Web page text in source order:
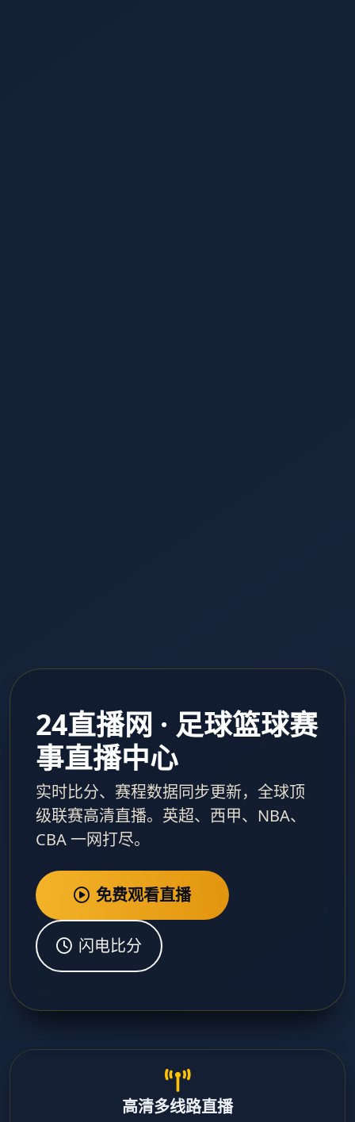
24直播网 · 足球篮球赛
事直播中心
实时比分、赛程数据同步更新，全球顶
级联赛高清直播。英超、西甲、NBA、
CBA 一网打尽。
免费观看直播
闪电比分
高清多线路直播